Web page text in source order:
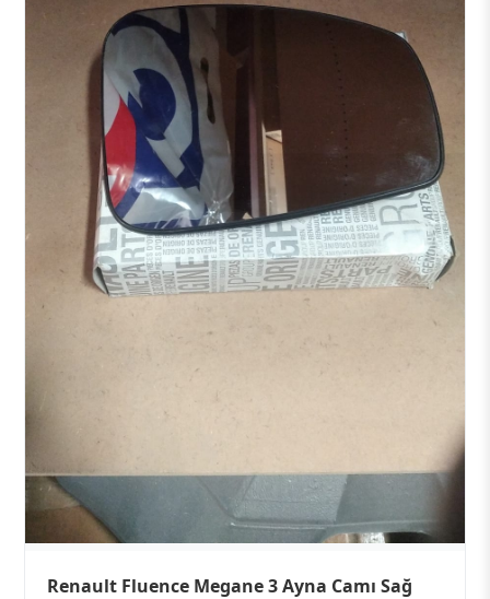
Renault Fluence Megane 3 Ayna Camı Sağ